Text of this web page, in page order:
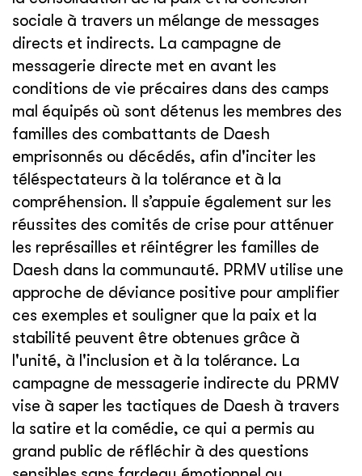
sociale à travers un mélange de messages
directs et indirects. La campagne de
messagerie directe met en avant les
conditions de vie précaires dans des camps
mal équipés où sont détenus les membres des
familles des combattants de Daesh
emprisonnés ou décédés, afin d'inciter les
téléspectateurs à la tolérance et à la
compréhension. Il s’appuie également sur les
réussites des comités de crise pour atténuer
les représailles et réintégrer les familles de
Daesh dans la communauté. PRMV utilise une
approche de déviance positive pour amplifier
ces exemples et souligner que la paix et la
stabilité peuvent être obtenues grâce à
l'unité, à l'inclusion et à la tolérance. La
campagne de messagerie indirecte du PRMV
vise à saper les tactiques de Daesh à travers
la satire et la comédie, ce qui a permis au
grand public de réfléchir à des questions